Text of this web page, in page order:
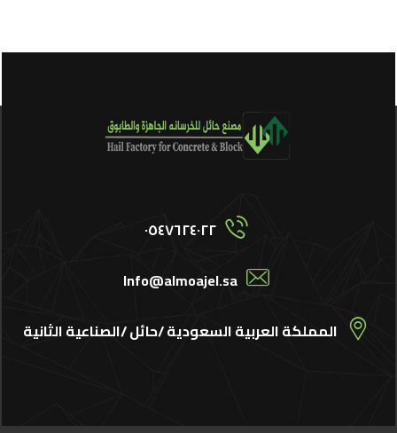
٠٥٤٧٦٢٤٠٢٢
Info@almoajel.sa
المملكة العربية السعودية /حائل /الصناعية الثانية